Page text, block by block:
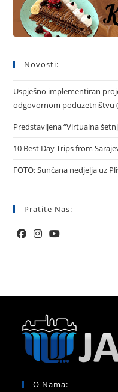
Novosti:
Uspješno implementiran
odgovornom poduzetništvu
Predstavljena “Virtualna
10 Best Day Trips from
FOTO: Sunčana nedjelja uz
Pratite Nas:
O Nama: